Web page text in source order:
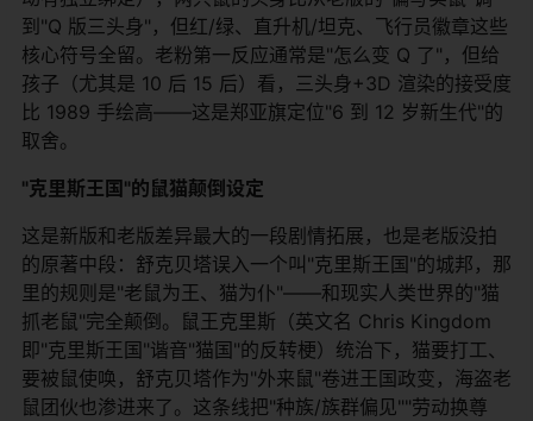
到"Q 版三头身"，但红/绿、直升机/坦克、飞行员徽章这些
核心符号全留。老粉第一反应通常是"怎么变 Q 了"，但给
孩子（尤其是 10 后 15 后）看，三头身+3D 渲染的接受度
比 1989 手绘高——这是郑亚旗定位"6 到 12 岁新生代"的
取舍。
"克里斯王国"的鼠猫颠倒设定
这是新版和老版差异最大的一段剧情拓展，也是老版没拍
的原著中段：舒克贝塔误入一个叫"克里斯王国"的城邦，那
里的规则是"老鼠为王、猫为仆"——和现实人类世界的"猫
抓老鼠"完全颠倒。鼠王克里斯（英文名 Chris Kingdom
即"克里斯王国"谐音"猫国"的反转梗）统治下，猫要打工、
要被鼠使唤，舒克贝塔作为"外来鼠"卷进王国政变，海盗老
鼠团伙也渗进来了。这条线把"种族/族群偏见""劳动换尊